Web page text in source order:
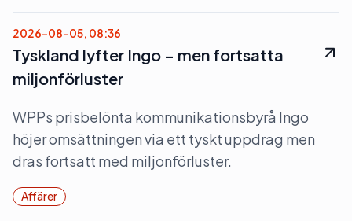
2026-08-05, 08:36
Tyskland lyfter Ingo – men fortsatta
miljonförluster
WPPs prisbelönta kommunikationsbyrå Ingo
höjer omsättningen via ett tyskt uppdrag men
dras fortsatt med miljonförluster.
Affärer